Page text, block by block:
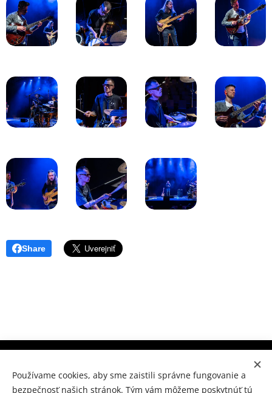
Share
01
www.skpo.sk
Cookies
Používame cookies, aby sme zaistili správne fungovanie a
bezpečnosť našich stránok. Tým vám môžeme poskytnúť tú